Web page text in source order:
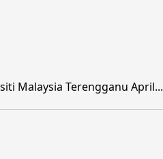
Malaysia Terengganu April...